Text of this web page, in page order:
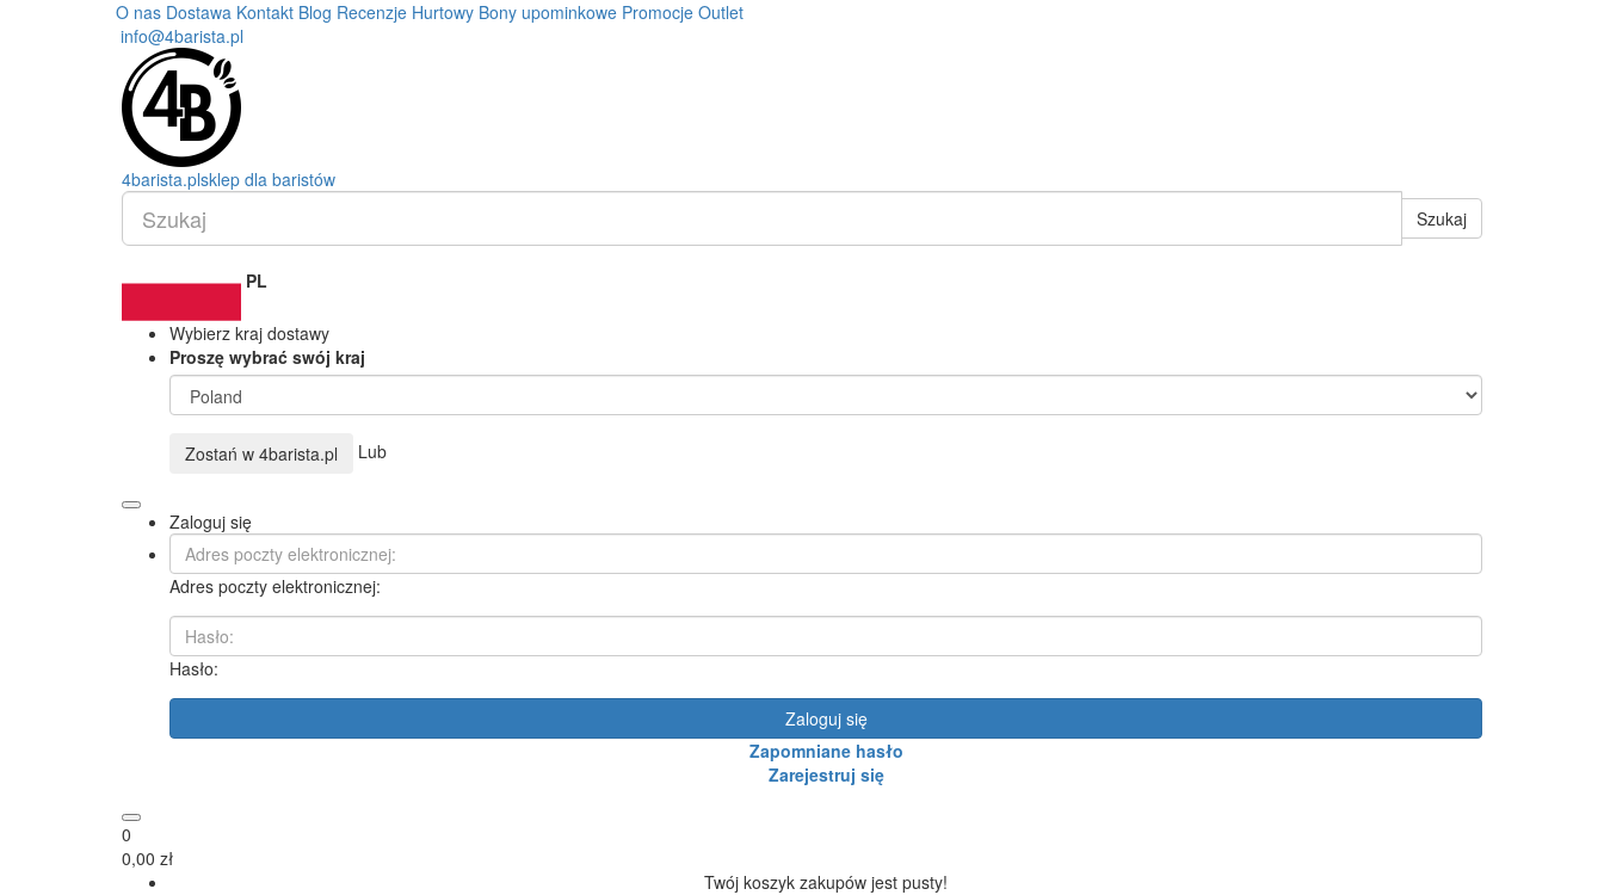
O nas Dostawa Kontakt Blog Recenzje Hurtowy Bony upominkowe Promocje Outlet
info@4barista.pl
4barista.plsklep dla baristów
Szukaj
PL
Wybierz kraj dostawy
Proszę wybrać swój kraj
Zostań w 4barista.pl Lub
Zaloguj się
Adres poczty elektronicznej:
Hasło:
Zaloguj się
Zapomniane hasło
Zarejestruj się
0
0,00 zł
Twój koszyk zakupów jest pusty!